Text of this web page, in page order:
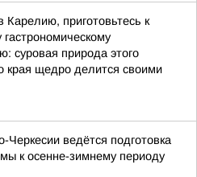
Карелию, приготовьтесь к
суровая природа этого
края щедро делится своими
Черкесии ведётся подготовка
к осенне-зимнему периоду